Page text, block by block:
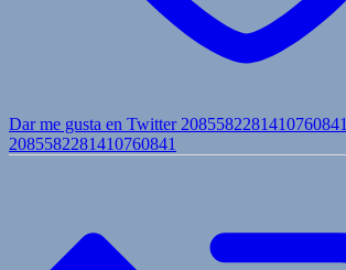
Dar me gusta en Twitter 2085582281410760841
2085582281410760841